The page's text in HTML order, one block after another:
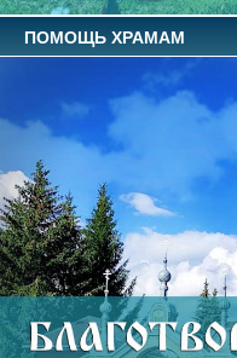
ПОМОЩЬ ХРАМАМ